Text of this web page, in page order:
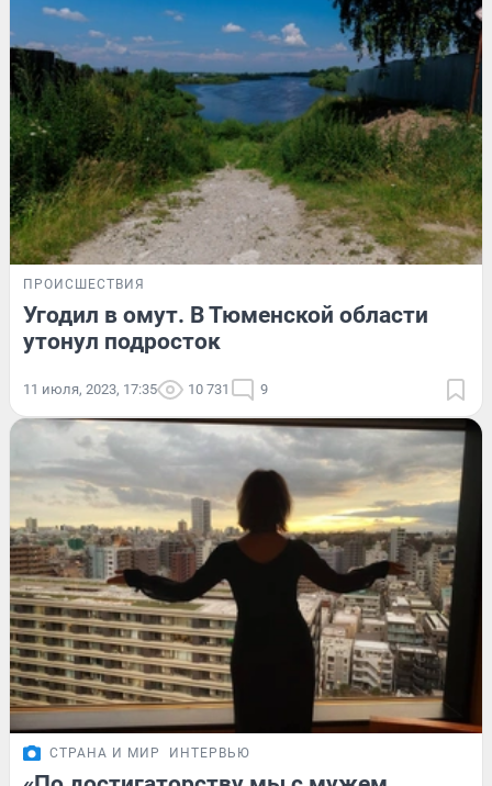
ПРОИСШЕСТВИЯ
Угодил в омут. В Тюменской области
утонул подросток
11 июля, 2023, 17:35 10 731 9
СТРАНА И МИР ИНТЕРВЬЮ